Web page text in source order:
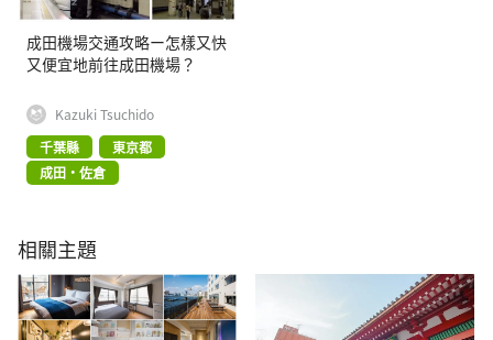
成田機場交通攻略ー怎樣又快
又便宜地前往成田機場？
Kazuki Tsuchido
千葉縣
東京都
成田・佐倉
相關主題